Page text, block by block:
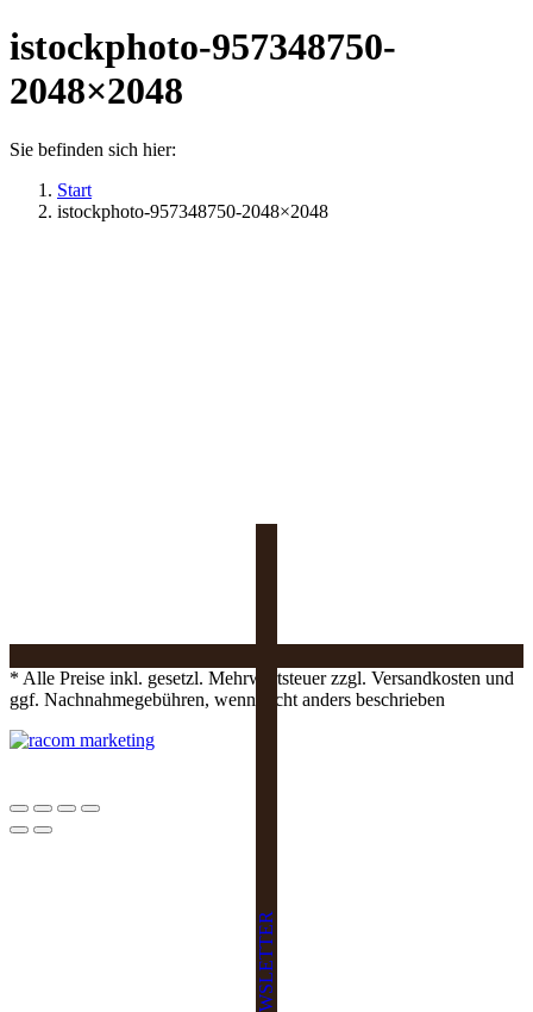
istockphoto-957348750-
2048×2048
Sie befinden sich hier:
Start
istockphoto-957348750-2048×2048
* Alle Preise inkl. gesetzl. Mehrwertsteuer zzgl. Versandkosten und
ggf. Nachnahmegebühren, wenn nicht anders beschrieben
NEWSLETTER